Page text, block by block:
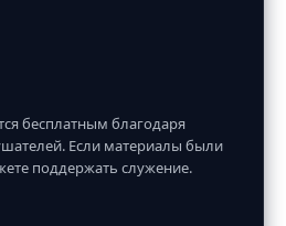
бесплатным благодаря
Если материалы были
поддержать служение.